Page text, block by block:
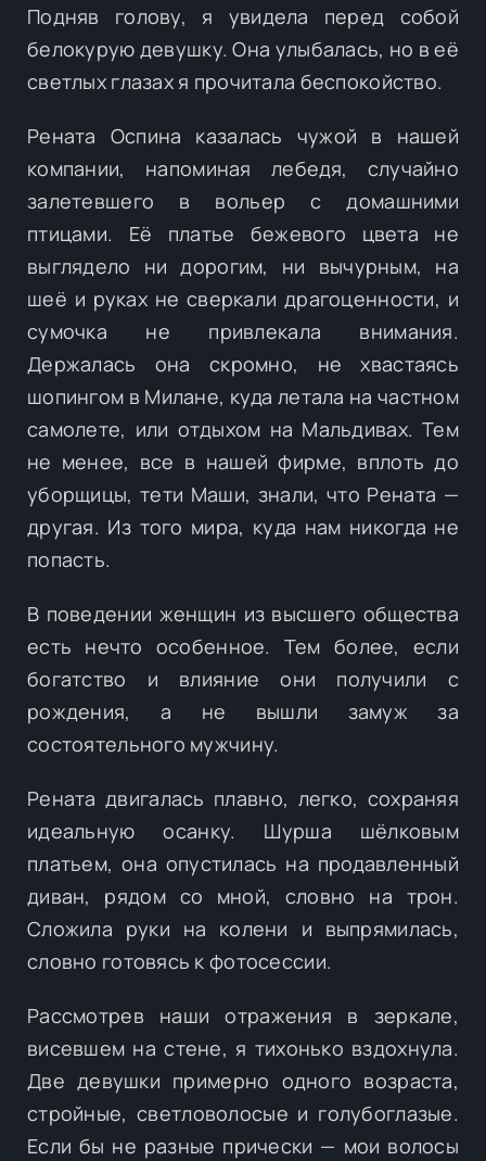
Подняв голову, я увидела перед собой
белокурую девушку. Она улыбалась, но в её
светлых глазах я прочитала беспокойство.
Рената Оспина казалась чужой в нашей
компании, напоминая лебедя, случайно
залетевшего в вольер с домашними
птицами. Её платье бежевого цвета не
выглядело ни дорогим, ни вычурным, на
шеё и руках не сверкали драгоценности, и
сумочка не привлекала внимания.
Держалась она скромно, не хвастаясь
шопингом в Милане, куда летала на частном
самолете, или отдыхом на Мальдивах. Тем
не менее, все в нашей фирме, вплоть до
уборщицы, тети Маши, знали, что Рената —
другая. Из того мира, куда нам никогда не
попасть.
В поведении женщин из высшего общества
есть нечто особенное. Тем более, если
богатство и влияние они получили с
рождения, а не вышли замуж за
состоятельного мужчину.
Рената двигалась плавно, легко, сохраняя
идеальную осанку. Шурша шёлковым
платьем, она опустилась на продавленный
диван, рядом со мной, словно на трон.
Сложила руки на колени и выпрямилась,
словно готовясь к фотосессии.
Рассмотрев наши отражения в зеркале,
висевшем на стене, я тихонько вздохнула.
Две девушки примерно одного возраста,
стройные, светловолосые и голубоглазые.
Если бы не разные прически — мои волосы